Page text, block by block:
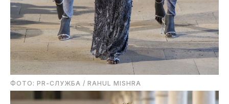
ФОТО: PR-СЛУЖБА / RAHUL MISHRA